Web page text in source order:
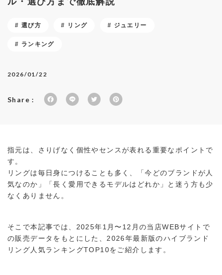
性別
商品ランク
カラー
ABOUT US
SHOPLIST
選び方 リング ジュエリー
ランキング
2026/01/22
Share :
b
o
Li
r
e
指元は、さりげなく個性やセンスが表れる重要なポイントで
す。
リングは毎日身につけることも多く、「今どのブランドが人
気なのか」「長く愛用できるモデルはどれか」と迷う方も少
なくありません。
そこで本記事では、2025年1月〜12月の当店WEBサイトで
の販売データをもとにした、2026年最新版のハイブランド
リング人気ランキングTOP10をご紹介します。